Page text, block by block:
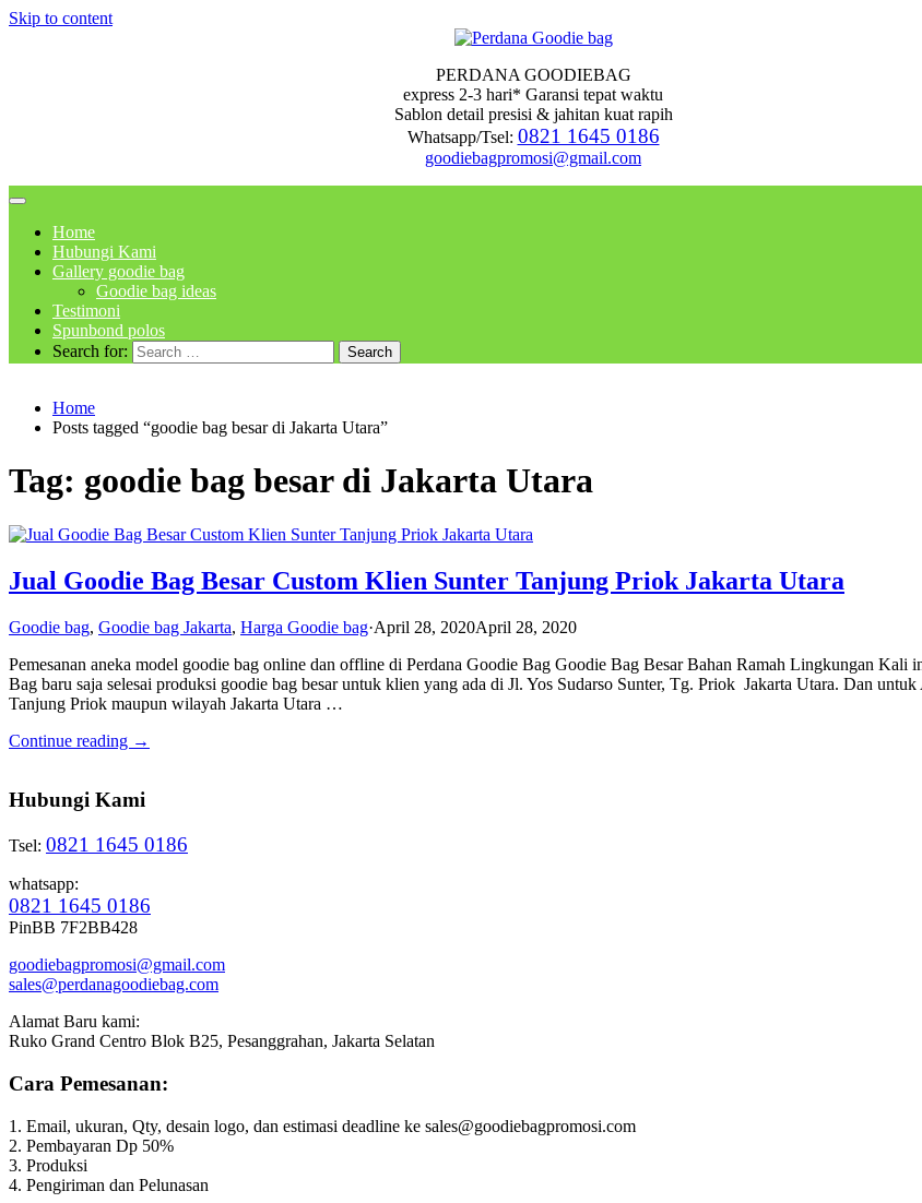
Skip to content
PERDANA GOODIEBAG
express 2-3 hari* Garansi tepat waktu
Sablon detail presisi & jahitan kuat rapih
Whatsapp/Tsel: 0821 1645 0186
goodiebagpromosi@gmail.com
Home
Hubungi Kami
Gallery goodie bag
Goodie bag ideas
Testimoni
Spunbond polos
Search for:
Home
Posts tagged “goodie bag besar di Jakarta Utara”
Tag: goodie bag besar di Jakarta Utara
Jual Goodie Bag Besar Custom Klien Sunter Tanjung Priok Jakarta Utara
Goodie bag, Goodie bag Jakarta, Harga Goodie bag·April 28, 2020April 28, 2020
Pemesanan aneka model goodie bag online dan offline di Perdana Goodie Bag Goodie Bag Besar Bahan Ramah Lingkungan Kali
Bag baru saja selesai produksi goodie bag besar untuk klien yang ada di Jl. Yos Sudarso Sunter, Tg. Priok Jakarta Utara. Dan untuk
Tanjung Priok maupun wilayah Jakarta Utara …
Continue reading →
Hubungi Kami
Tsel: 0821 1645 0186
whatsapp:
0821 1645 0186
PinBB 7F2BB428
goodiebagpromosi@gmail.com
sales@perdanagoodiebag.com
Alamat Baru kami:
Ruko Grand Centro Blok B25, Pesanggrahan, Jakarta Selatan
Cara Pemesanan:
1. Email, ukuran, Qty, desain logo, dan estimasi deadline ke sales@goodiebagpromosi.com
2. Pembayaran Dp 50%
3. Produksi
4. Pengiriman dan Pelunasan